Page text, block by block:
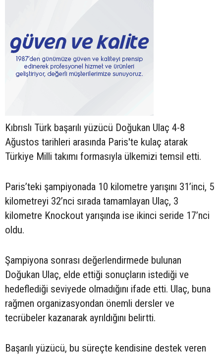
Kıbrıslı Türk başarılı yüzücü Doğukan Ulaç 4-8
Ağustos tarihleri arasında Paris'te kulaç atarak
Türkiye Milli takımı formasıyla ülkemizi temsil etti.
Paris’teki şampiyonada 10 kilometre yarışını 31’inci, 5
kilometreyi 32’nci sırada tamamlayan Ulaç, 3
kilometre Knockout yarışında ise ikinci seride 17’nci
oldu.
Şampiyona sonrası değerlendirmede bulunan
Doğukan Ulaç, elde ettiği sonuçların istediği ve
hedeflediği seviyede olmadığını ifade etti. Ulaç, buna
rağmen organizasyondan önemli dersler ve
tecrübeler kazanarak ayrıldığını belirtti.
Başarılı yüzücü, bu süreçte kendisine destek veren